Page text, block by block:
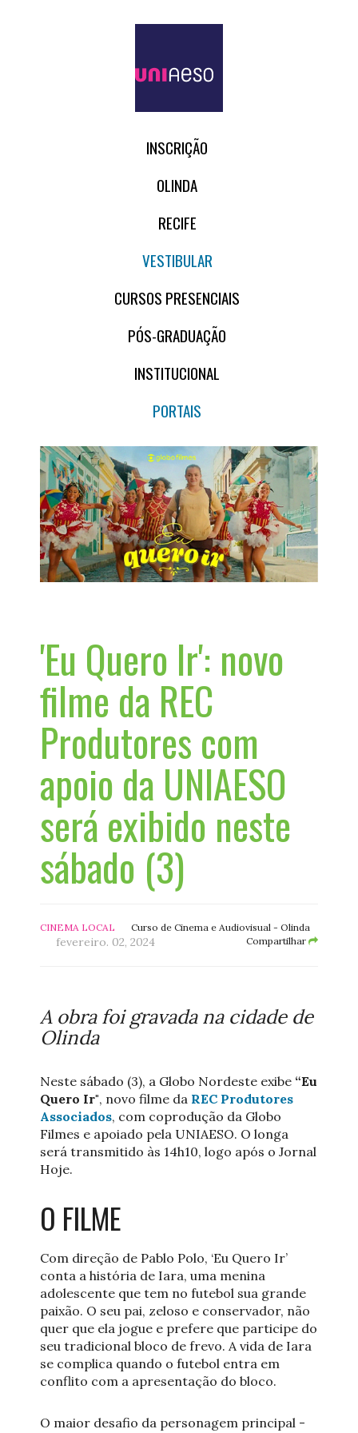
INSCRIÇÃO
OLINDA
RECIFE
VESTIBULAR
CURSOS PRESENCIAIS
PÓS-GRADUAÇÃO
INSTITUCIONAL
PORTAIS
'Eu Quero Ir': novo
filme da REC
Produtores com
apoio da UNIAESO
será exibido neste
sábado (3)
CINEMA LOCAL Curso de Cinema e Audiovisual - Olinda
fevereiro. 02, 2024 Compartilhar
A obra foi gravada na cidade de
Olinda
Neste sábado (3), a Globo Nordeste exibe “Eu
Quero Ir", novo filme da REC Produtores
Associados, com coprodução da Globo
Filmes e apoiado pela UNIAESO. O longa
será transmitido às 14h10, logo após o Jornal
Hoje.
O FILME
Com direção de Pablo Polo, ‘Eu Quero Ir’
conta a história de Iara, uma menina
adolescente que tem no futebol sua grande
paixão. O seu pai, zeloso e conservador, não
quer que ela jogue e prefere que participe do
seu tradicional bloco de frevo. A vida de Iara
se complica quando o futebol entra em
conflito com a apresentação do bloco.
O maior desafio da personagem principal -